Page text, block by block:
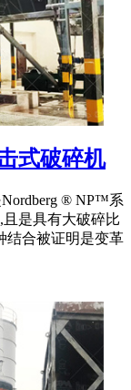
式破碎机
® NP™系
是具有大破碎比
结合被证明是变革